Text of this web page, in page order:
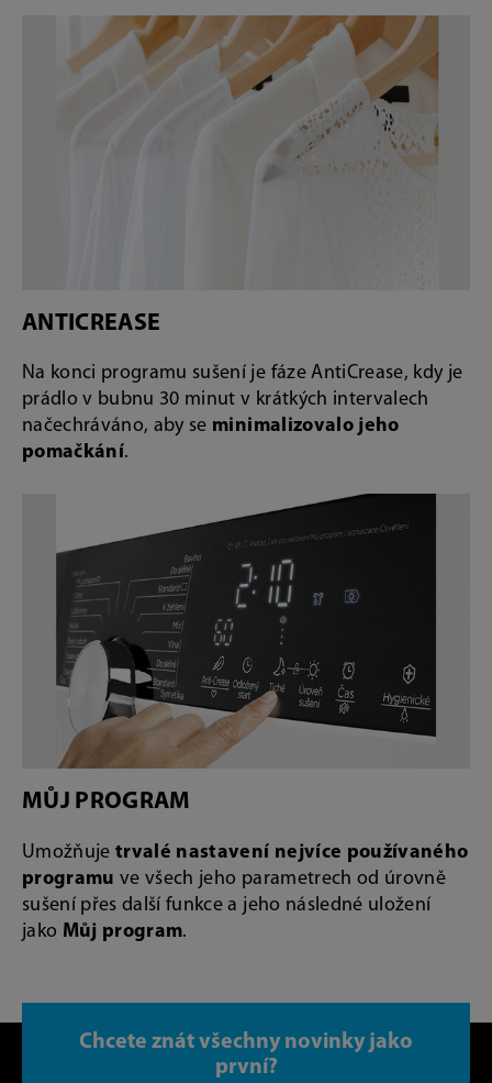
ANTICREASE
Na konci programu sušení je fáze AntiCrease, kdy je
prádlo v bubnu 30 minut v krátkých intervalech
načechráváno, aby se minimalizovalo jeho
pomačkání.
MŮJ PROGRAM
Umožňujetrvalé nastavení nejvíce používaného
programu ve všech jeho parametrech od úrovně
sušení přes další funkce a jeho následné uložení
jako Můj program.
Chcete znát všechny novinky jako
první?